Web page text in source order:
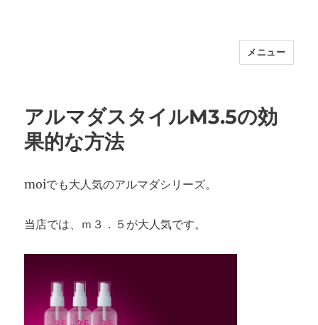
福岡｜天神/今泉/薬院の美容室｜moi
30代からの大人の本気ケアサロン｜オ
フィシャルサイト｜福岡天神エリアで
早朝7時から深夜24時まで営業｜天然
メニュー
アルマダスタイルM3.5の効
果的な方法
moiでも大人気のアルマダシリーズ。
当店では、ｍ３．５が大人気です。